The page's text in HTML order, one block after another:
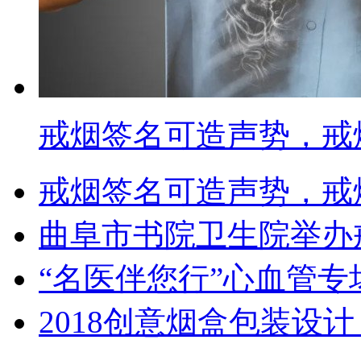
戒烟签名可造声势，
戒烟签名可造声势，
曲阜市书院卫生院举
“名医伴您行”心血管
2018创意烟盒包装设